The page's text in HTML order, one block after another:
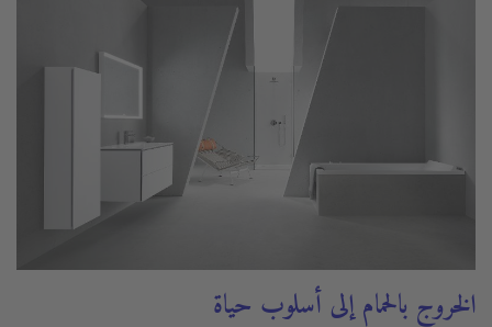
الخروج بالحمام إلى أسلوب حياة